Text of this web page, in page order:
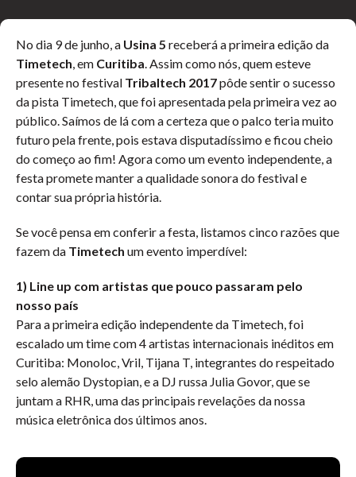
No dia 9 de junho, a Usina 5 receberá a primeira edição da
Timetech, em Curitiba. Assim como nós, quem esteve
presente no festival Tribaltech 2017pôde sentir o sucesso
da pista Timetech, que foi apresentada pela primeira vez ao
público. Saímos de lá com a certeza que o palco teria muito
futuro pela frente, pois estava disputadíssimo e ficou cheio
do começo ao fim! Agora como um evento independente, a
festa promete manter a qualidade sonora do festival e
contar sua própria história.
Se você pensa em conferir a festa, listamos cinco razões que
fazem da Timetech um evento imperdível:
1) Line up com artistas que pouco passaram pelo
nosso país
Para a primeira edição independente da Timetech, foi
escalado umtimecom 4 artistas internacionais inéditos em
Curitiba: Monoloc, Vril, Tijana T, integrantes do respeitado
selo alemão Dystopian,e a DJ russa Julia Govor, que se
juntam a RHR, uma das principais revelações da nossa
música eletrônica dos últimos anos.